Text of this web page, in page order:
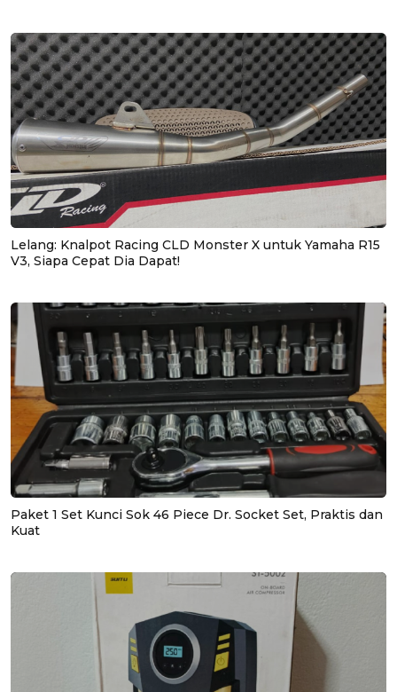
Lelang: Knalpot Racing CLD Monster X untuk Yamaha R15
V3, Siapa Cepat Dia Dapat!
Paket 1 Set Kunci Sok 46 Piece Dr. Socket Set, Praktis dan
Kuat